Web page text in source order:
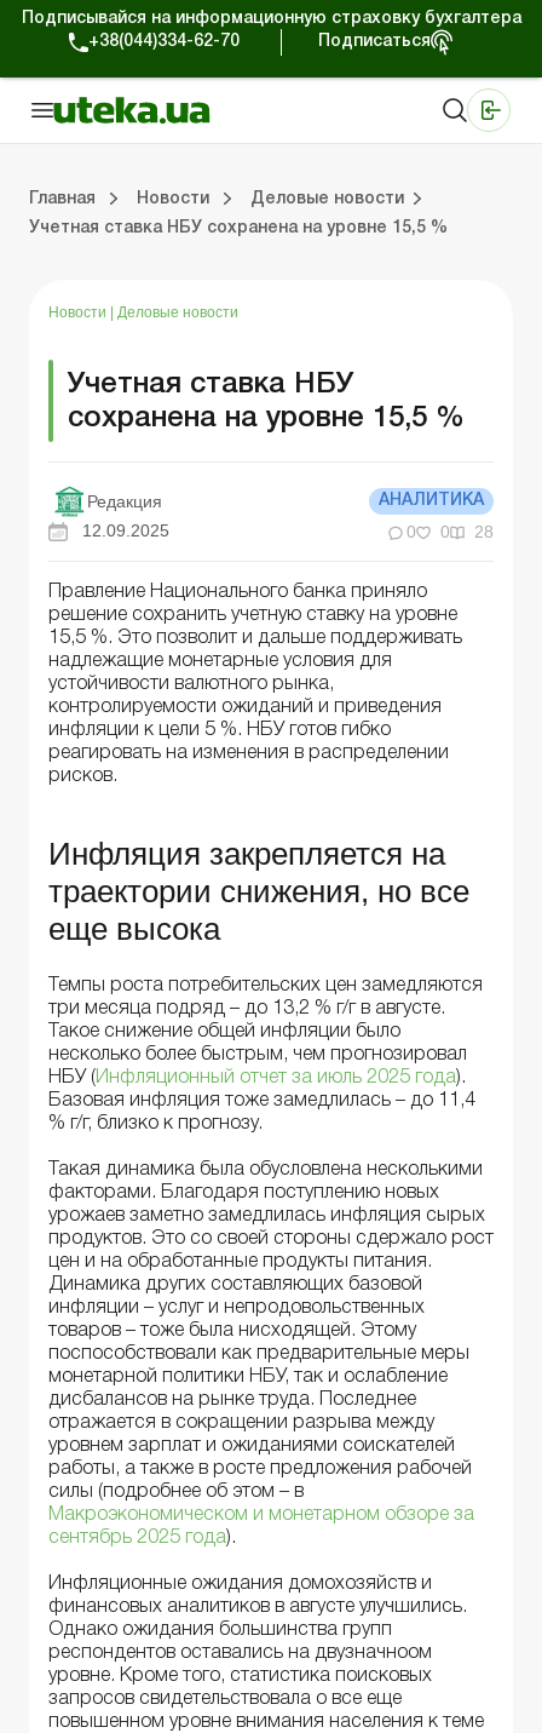
Подписывайся на информационную страховку бухгалтера
+38(044)334-62-70
Подписаться
Главная Новости
Деловые новости
Учетная ставка НБУ сохранена на уровне 15,5 %
Новости Деловые новости
Учетная ставка НБУ
сохранена на уровне 15,5 %
Редакция АНАЛИТИКА
12.09.2025 0 0 28
Правление Национального банка приняло
решение сохранить учетную ставку на уровне
15,5 %. Это позволит и дальше поддерживать
надлежащие монетарные условия для
устойчивости валютного рынка,
контролируемости ожиданий и приведения
инфляции к цели 5 %. НБУ готов гибко
реагировать на изменения в распределении
рисков.
Инфляция закрепляется на
траектории снижения, но все
еще высока
Темпы роста потребительских цен замедляются
три месяца подряд – до 13,2 % г/г в августе.
Такое снижение общей инфляции было
несколько более быстрым, чем прогнозировал
НБУ ( Инфляционный отчет за июль 2025 года).
Базовая инфляция тоже замедлилась – до 11,4
% г/г, близко к прогнозу.
Такая динамика была обусловлена несколькими
факторами. Благодаря поступлению новых
урожаев заметно замедлилась инфляция сырых
продуктов. Это со своей стороны сдержало рост
цен и на обработанные продукты питания.
Динамика других составляющих базовой
инфляции – услуг и непродовольственных
товаров – тоже была нисходящей. Этому
поспособствовали как предварительные меры
монетарной политики НБУ, так и ослабление
дисбалансов на рынке труда. Последнее
отражается в сокращении разрыва между
уровнем зарплат и ожиданиями соискателей
работы, а также в росте предложения рабочей
силы (подробнее об этом – в
Макроэкономическом и монетарном обзоре за
сентябрь 2025 года).
Инфляционные ожидания домохозяйств и
финансовых аналитиков в августе улучшились.
Однако ожидания большинства групп
респондентов оставались на двузначноом
уровне. Кроме того, статистика поисковых
запросов свидетельствовала о все еще
повышенном уровне внимания населения к теме